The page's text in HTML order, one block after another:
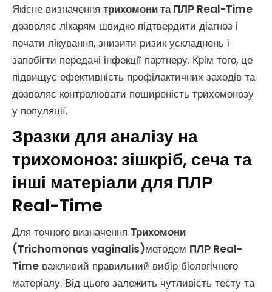
Якісне визначення трихомони та ПЛР Real-Time
дозволяє лікарям швидко підтвердити діагноз і
почати лікування, знизити ризик ускладнень і
запобігти передачі інфекції партнеру. Крім того, це
підвищує ефективність профілактичних заходів та
дозволяє контролювати поширеність трихомонозу
у популяції.
Зразки для аналізу на
трихомоноз: зішкріб, сеча та
інші матеріали для ПЛР
Real-Time
Для точного визначення Трихомони
(Trichomonas vaginalis)методом ПЛР Real-
Time важливий правильний вибір біологічного
матеріалу. Від цього залежить чутливість тесту та